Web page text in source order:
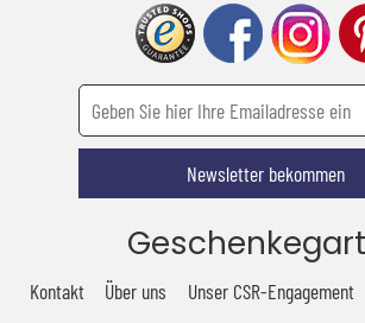
Newsletter bekommen
Kontakt Über uns Unser CSR-Engagement